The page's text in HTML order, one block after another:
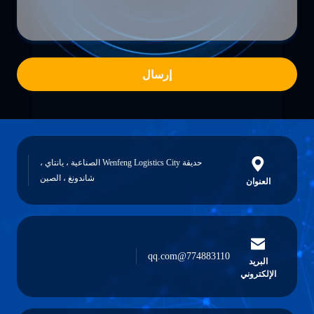
إرسال
العنوان
حديقة Wenfeng Logistics City الصناعية ، يانتاي ،
شاندونغ ، الصين
البريد
الإلكتروني
774883110@qq.com